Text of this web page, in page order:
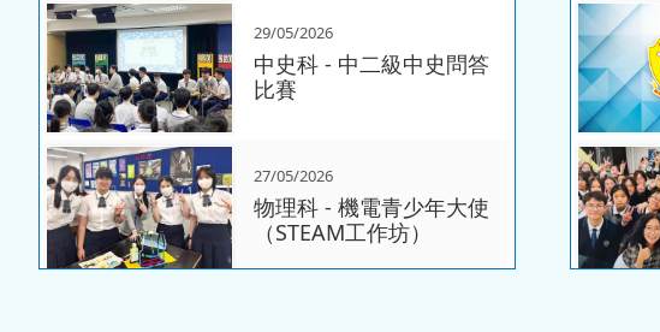
29/05/2026
中史科 - 中二級中史問答
比賽
27/05/2026
物理科 - 機電青少年大使
（STEAM工作坊）